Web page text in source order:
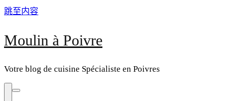
跳至内容
Moulin à Poivre
Votre blog de cuisine Spécialiste en Poivres